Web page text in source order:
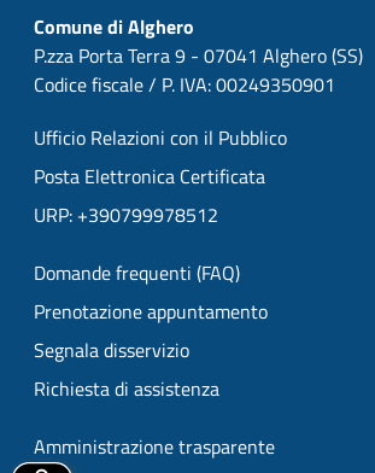
Comune di Alghero
P.zza Porta Terra 9 - 07041 Alghero (SS)
Codice fiscale / P. IVA: 00249350901
Ufficio Relazioni con il Pubblico
Posta Elettronica Certificata
URP: +390799978512
Domande frequenti (FAQ)
Prenotazione appuntamento
Segnala disservizio
Richiesta di assistenza
Amministrazione trasparente